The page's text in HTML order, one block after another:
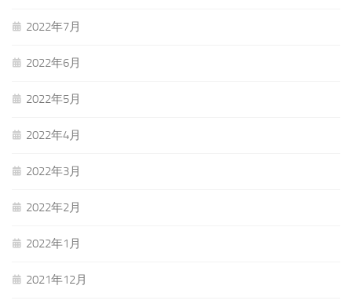
2022年7月
2022年6月
2022年5月
2022年4月
2022年3月
2022年2月
2022年1月
2021年12月